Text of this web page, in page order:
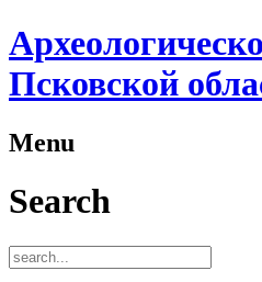
Псковской
Menu
Search